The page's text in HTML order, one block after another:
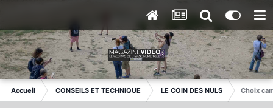
Accueil CONSEILS ET TECHNIQUE LE COIN DES NULS Choix